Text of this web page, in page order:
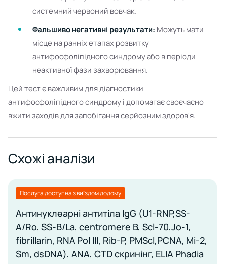
системний червоний вовчак.
Фальшиво негативні результати: Можуть мати
місце на ранніх етапах розвитку
антифосфоліпідного синдрому або в періоди
неактивної фази захворювання.
Цей тест є важливим для діагностики
антифосфоліпідного синдрому і допомагає своєчасно
вжити заходів для запобігання серйозним здоров'я.
Схожі аналізи
Послуга доступна з виїздом додому
Антинуклеарні антитіла IgG (U1-RNP,SS-
A/Ro, SS-B/La, centromere B, Scl-70,Jo-1,
fibrillarin, RNA Pol III, Rib-P, PMScl,PCNA, Mi-2,
Sm, dsDNA), ANA, CTD скринінг, ELIA Phadia